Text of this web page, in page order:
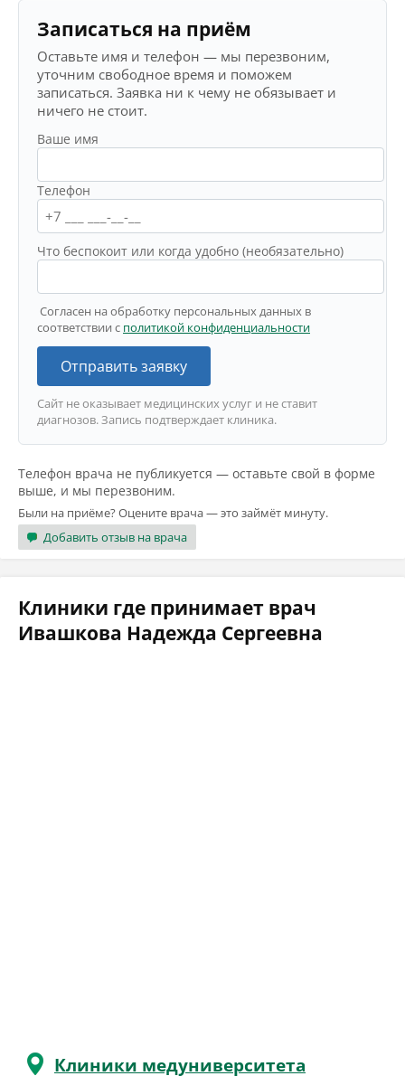
Записаться на приём
Оставьте имя и телефон — мы перезвоним,
уточним свободное время и поможем
записаться. Заявка ни к чему не обязывает и
ничего не стоит.
Ваше имя
Телефон
Что беспокоит или когда удобно (необязательно)
Согласен на обработку персональных данных в
соответствии с политикой конфиденциальности
Отправить заявку
Сайт не оказывает медицинских услуг и не ставит
диагнозов. Запись подтверждает клиника.
Телефон врача не публикуется — оставьте свой в форме
выше, и мы перезвоним.
Были на приёме? Оцените врача — это займёт минуту.
Добавить отзыв на врача
Клиники где принимает врач
Ивашкова Надежда Сергеевна
Клиники медуниверситета